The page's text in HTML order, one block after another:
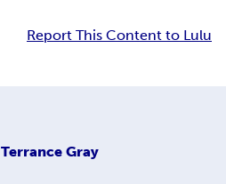
Report This Content to Lulu
Terrance Gray